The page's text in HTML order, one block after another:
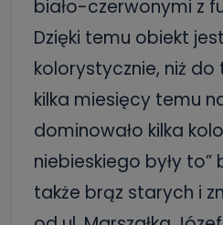
biało-czerwonymi z
Dzięki temu obiekt
kolorystycznie, niż do
kilka miesięcy temu
dominowało kilka
niebieskiego były to”
także brąz starych i